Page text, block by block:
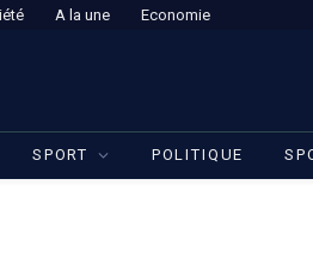
A la une Economie
SPORT POLITIQUE